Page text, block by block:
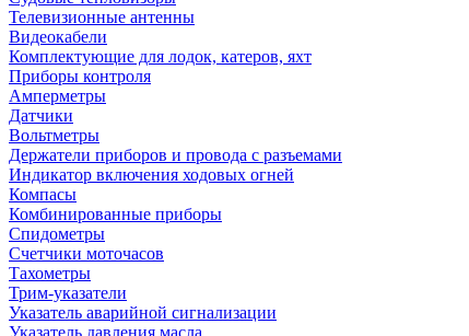
Телевизионные антенны
Видеокабели
Комплектующие для лодок, катеров, яхт
Приборы контроля
Амперметры
Датчики
Вольтметры
Держатели приборов и провода с разъемами
Индикатор включения ходовых огней
Компасы
Комбинированные приборы
Спидометры
Счетчики моточасов
Тахометры
Трим-указатели
Указатель аварийной сигнализации
Указатель давления масла